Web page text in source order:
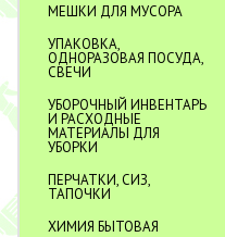
МЕШКИ ДЛЯ МУСОРА
УПАКОВКА,
ОДНОРАЗОВАЯ ПОСУДА,
СВЕЧИ
УБОРОЧНЫЙ ИНВЕНТАРЬ
И РАСХОДНЫЕ
МАТЕРИАЛЫ ДЛЯ
УБОРКИ
ПЕРЧАТКИ, СИЗ,
ТАПОЧКИ
ХИМИЯ БЫТОВАЯ